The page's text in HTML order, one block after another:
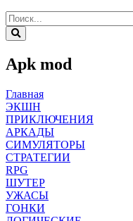
Apk mod
Главная
ЭКШН
ПРИКЛЮЧЕНИЯ
АРКАДЫ
СИМУЛЯТОРЫ
СТРАТЕГИИ
RPG
ШУТЕР
УЖАСЫ
ГОНКИ